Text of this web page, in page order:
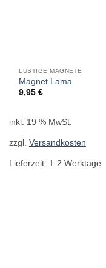
LUSTIGE MAGNETE
Magnet Lama
9,95€
inkl. 19 % MwSt.
zzgl. Versandkosten
Lieferzeit: 1-2 Werktage